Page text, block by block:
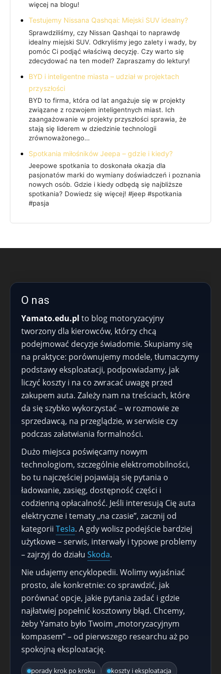
więcej na blogu!
Testujemy Nissana Qashqai: Miejski SUV idealny?
Sprawdziliśmy, czy Nissan Qashqai to naprawdę
idealny miejski SUV. Odkryliśmy jego zalety i wady, by
pomóc Ci podjąć właściwą decyzję. Czy warto się
zdecydować na ten model? Zapraszamy do lektury!
BYD i inteligentne miasta – udział w projektach
przyszłości
BYD to firma, która od lat angażuje się w projekty
związane z rozwojem inteligentnych miast. Ich
zaangażowanie w projekty przyszłości sprawia, że
stają się liderem w dziedzinie technologii
zrównoważonego…
Spotkania miłośników Jeepa – gdzie i kiedy?
Jeepowe spotkania to doskonała okazja dla
pasjonatów marki do wymiany doświadczeń i poznania
nowych osób. Gdzie i kiedy odbędą się najbliższe
spotkania? Dowiedz się więcej! #jeep #spotkania
#pasja
O nas
Yamato.edu.pl to blog motoryzacyjny
tworzony dla kierowców, którzy chcą
podejmować decyzje świadomie. Skupiamy się
na praktyce: porównujemy modele, tłumaczymy
podstawy eksploatacji, podpowiadamy, jak
liczyć koszty i na co zwracać uwagę przed
zakupem auta. Zależy nam na treściach, które
da się szybko wykorzystać – w rozmowie ze
sprzedawcą, na przeglądzie, w serwisie czy
podczas załatwiania formalności.
Dużo miejsca poświęcamy nowym
technologiom, szczególnie elektromobilności,
bo tu najczęściej pojawiają się pytania o
ładowanie, zasięg, dostępność części i
codzienną opłacalność. Jeśli interesują Cię auta
elektryczne i tematy „na czasie”, zacznij od
kategorii Tesla. A gdy wolisz podejście bardziej
użytkowe – serwis, interwały i typowe problemy
– zajrzyj do działu Skoda.
Nie udajemy encyklopedii. Wolimy wyjaśniać
prosto, ale konkretnie: co sprawdzić, jak
porównać opcje, jakie pytania zadać i gdzie
najłatwiej popełnić kosztowny błąd. Chcemy,
żeby Yamato było Twoim „motoryzacyjnym
kompasem” – od pierwszego researchu aż po
spokojną eksploatację.
porady krok po kroku koszty i eksploatacja